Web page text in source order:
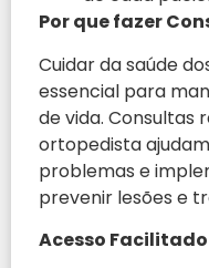
Por que fazer
Cuidar da saúde
essencial para
de vida. Consultas
ortopedista
problemas e
prevenir lesões e
Acesso